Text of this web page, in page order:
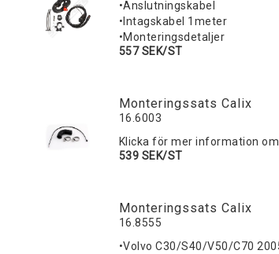
•Anslutningskabel
•Intagskabel 1meter
•Monteringsdetaljer
557 SEK/ST
Monteringssats Calix
16.6003
Klicka för mer information
539 SEK/ST
Monteringssats Calix
16.8555
•Volvo C30/S40/V50/C70